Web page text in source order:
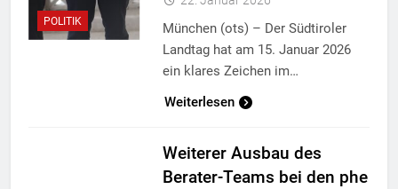
POLITIK
München (ots) – Der Südtiroler
Landtag hat am 15. Januar 2026
ein klares Zeichen im…
Weiterlesen
Weiterer Ausbau des
Berater-Teams bei den phe